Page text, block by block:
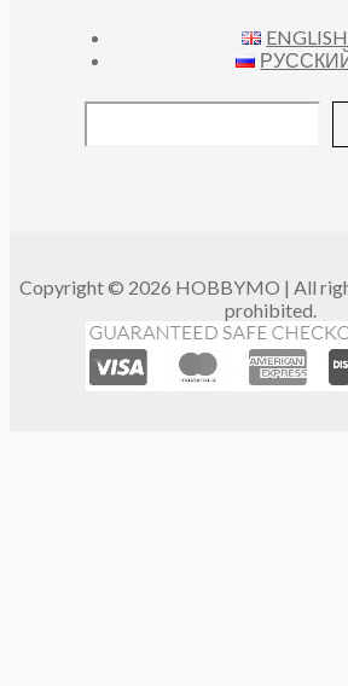
ENGLISH
Copyright © 2026 HOBBYMO | All
prohibited.